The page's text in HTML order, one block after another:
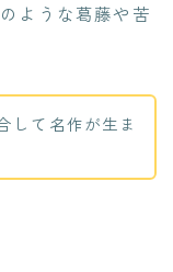
ような葛藤や苦
して名作が生ま